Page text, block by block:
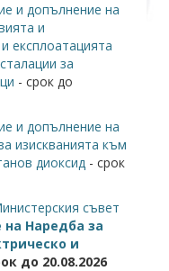
и допълнение на
и
експлоатацията
за
- срок до
и допълнение на
изискванията към
диоксид - срок
съвет
Наредба за
и
до 20.08.2026